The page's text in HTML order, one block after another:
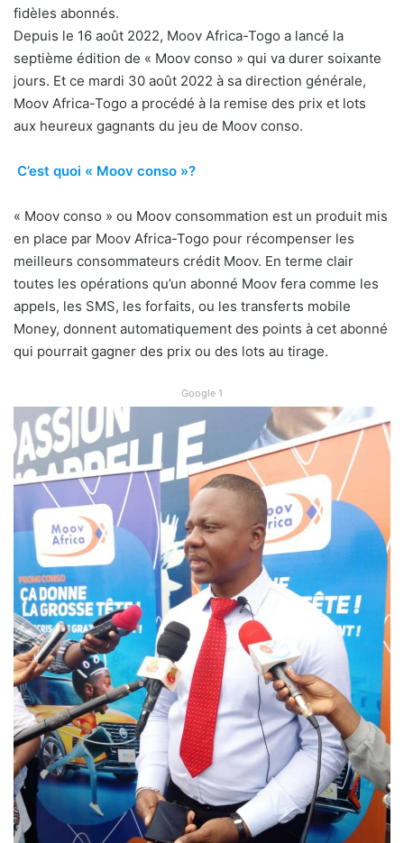
fidèles abonnés.
Depuis le 16 août 2022, Moov Africa-Togo a lancé la
septième édition de « Moov conso » qui va durer soixante
jours. Et ce mardi 30 août 2022 à sa direction générale,
Moov Africa-Togo a procédé à la remise des prix et lots
aux heureux gagnants du jeu de Moov conso.
C’est quoi « Moov conso »?
« Moov conso » ou Moov consommation est un produit mis
en place par Moov Africa-Togo pour récompenser les
meilleurs consommateurs crédit Moov. En terme clair
toutes les opérations qu’un abonné Moov fera comme les
appels, les SMS, les forfaits, ou les transferts mobile
Money, donnent automatiquement des points à cet abonné
qui pourrait gagner des prix ou des lots au tirage.
Google 1